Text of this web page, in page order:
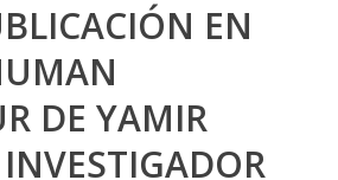
EN
DE YAMIR